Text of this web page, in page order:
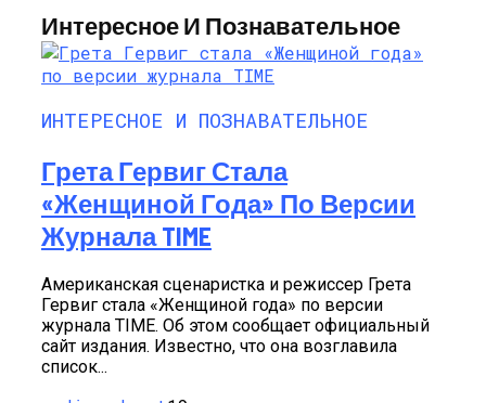
Интересное И Познавательное
ИНТЕРЕСНОЕ И ПОЗНАВАТЕЛЬНОЕ
Грета Гервиг Стала
«Женщиной Года» По Версии
Журнала TIME
Американская сценаристка и режиссер Грета
Гервиг стала «Женщиной года» по версии
журнала TIME. Об этом сообщает официальный
сайт издания. Известно, что она возглавила
список...